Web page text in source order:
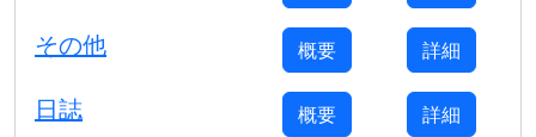
その他 概要 詳細
日誌 概要 詳細